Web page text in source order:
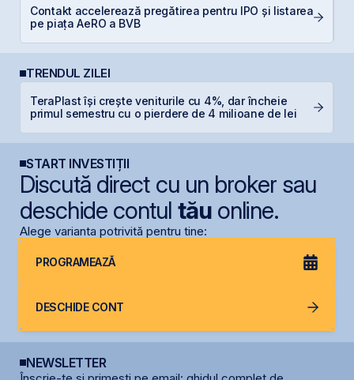
Contakt accelerează pregătirea pentru IPO și listarea
pe piața AeRO a BVB
TRENDUL ZILEI
TeraPlast își crește veniturile cu 4%, dar încheie
primul semestru cu o pierdere de 4 milioane de lei
START INVESTIȚII
Discută direct cu un broker sau
deschide contul tăuonline.
Alege varianta potrivită pentru tine:
PROGRAMEAZĂ
DESCHIDE CONT
NEWSLETTER